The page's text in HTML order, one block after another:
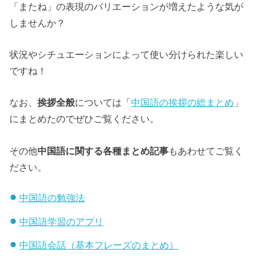
「またね」の表現のバリエーションが増えたような気が
しませんか？
状況やシチュエーションによって使い分けられた楽しい
ですね！
なお、挨拶全般については「中国語の挨拶の総まとめ 」
にまとめたのでぜひご覧ください。
その他中国語に関する各種まとめ記事もあわせてご覧く
ださい。
中国語の勉強法
中国語学習のアプリ
中国語会話（基本フレーズのまとめ）